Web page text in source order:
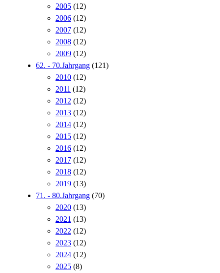
2005 (12)
2006 (12)
2007 (12)
2008 (12)
2009 (12)
62. - 70.Jahrgang (121)
2010 (12)
2011 (12)
2012 (12)
2013 (12)
2014 (12)
2015 (12)
2016 (12)
2017 (12)
2018 (12)
2019 (13)
71. - 80.Jahrgang (70)
2020 (13)
2021 (13)
2022 (12)
2023 (12)
2024 (12)
2025 (8)